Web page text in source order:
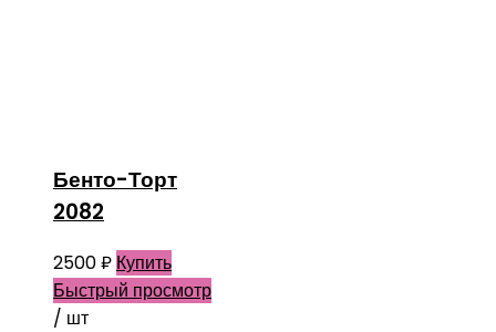
Бенто-Торт
2082
2500₽ Купить
Быстрый просмотр
/ шт